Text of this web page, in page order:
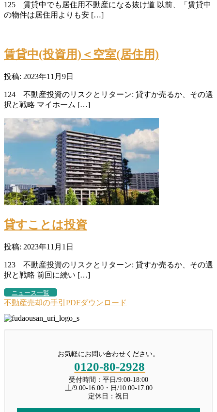
125 賃貸中でも居住用不動産になる抜け道 以前、「賃貸中
の物件は居住用よりも安 […]
賃貸中(投資用)＜空室(居住用)
投稿: 2023年11月9日
124 不動産投資のリスクとリターン: 貸すか売るか、その選
択と戦略 マイホーム […]
貸すことは投資
投稿: 2023年11月1日
123 不動産投資のリスクとリターン: 貸すか売るか、その選
択と戦略 前回に続い […]
ニュース一覧
不動産売却の手引PDFダウンロード
お気軽にお問い合わせください。
0120-80-2928
受付時間：平日/9:00-18:00
土/9:00-16:00・日/10:00-17:00
定休日：祝日